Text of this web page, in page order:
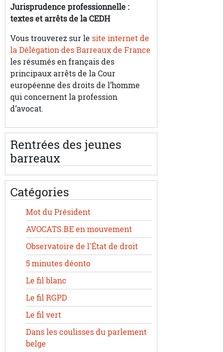
Jurisprudence professionnelle :
textes et arrêts de la CEDH
Vous trouverez sur le site internet de
la Délégation des Barreaux de France
les résumés en français des
principaux arrêts de la Cour
européenne des droits de l’homme
qui concernent la profession
d’avocat.
Rentrées des jeunes
barreaux
Catégories
Mot du Président
AVOCATS.BE en mouvement
Observatoire de l'État de droit
5 minutes déonto
Le fil blanc
Le fil RGPD
Le fil vert
Dans les coulisses du parlement
belge